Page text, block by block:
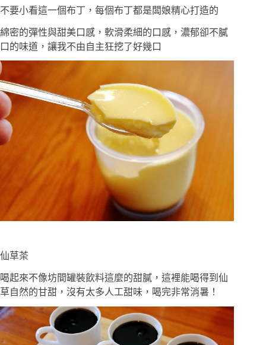
不要小看這一個布丁，每個布丁都是闆娘精心打造的
綿密的彈性與甜美口感，軟滑柔細的口感，濃郁卻不膩
口的味道，讓我不由自主狂挖了好幾口
仙草茶
喝起來不像坊間罐裝飲料這麼的甜膩，這裡能喝得到仙
草自然的甘甜，沒有太多人工甜味，喝完非常消暑！